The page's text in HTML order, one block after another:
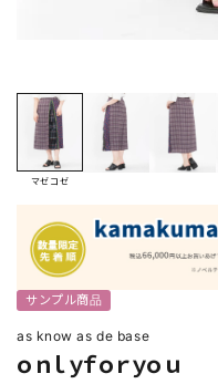
マゼコゼ
サンプル商品
as know as de base
ｏｎｌｙｆｏｒｙｏｕ